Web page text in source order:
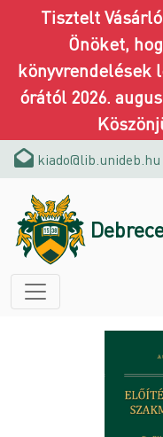
Tisztelt
Önöket,
könyvrendelések
órától 2026.
kiado@lib.unideb.hu